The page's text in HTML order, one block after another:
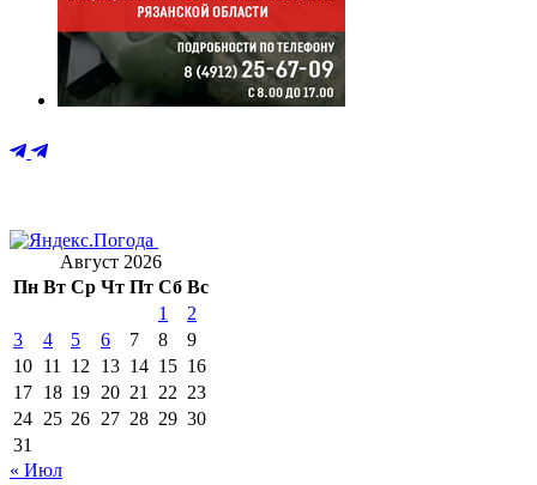
Август 2026
Пн Вт Ср Чт Пт Сб Вс
1
2
3
4 5 6 7 8
9
10 11 12 13 14 15 16
17 18 19 20 21 22 23
24 25 26 27 28 29 30
31
« Июл